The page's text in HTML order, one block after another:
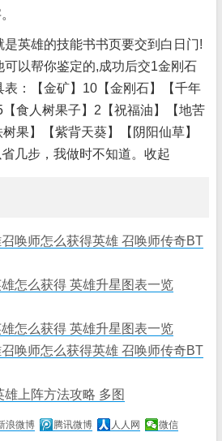
是英雄的技能书书页要交到白日门!
以帮你鉴定的,成功后交1金刚石
：【金矿】10【金刚石】【千年
食人树果子】2【祝福油】【地苦
果】【紫背天葵】【阴阳仙草】
几步，我做时不知道。收起
唤师怎么获得英雄 召唤师传奇BT
雄怎么获得 英雄升星图表一览
雄怎么获得 英雄升星图表一览
唤师怎么获得英雄 召唤师传奇BT
上阵方法攻略 多图
浪微博 腾讯微博 人人网
微信